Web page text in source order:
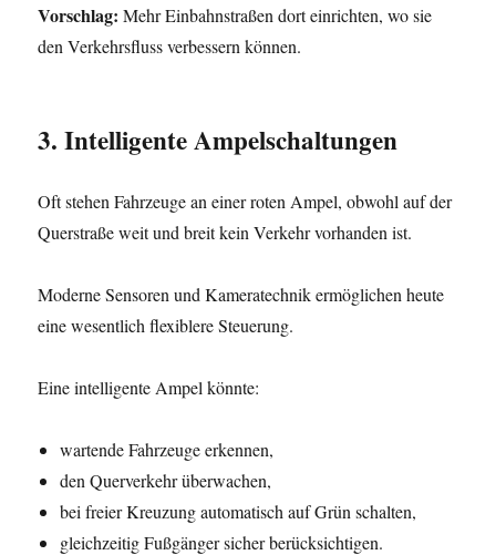
Vorschlag: Mehr Einbahnstraßen dort einrichten, wo sie
den Verkehrsfluss verbessern können.
3. Intelligente Ampelschaltungen
Oft stehen Fahrzeuge an einer roten Ampel, obwohl auf der
Querstraße weit und breit kein Verkehr vorhanden ist.
Moderne Sensoren und Kameratechnik ermöglichen heute
eine wesentlich flexiblere Steuerung.
Eine intelligente Ampel könnte:
wartende Fahrzeuge erkennen,
den Querverkehr überwachen,
bei freier Kreuzung automatisch auf Grün schalten,
gleichzeitig Fußgänger sicher berücksichtigen.